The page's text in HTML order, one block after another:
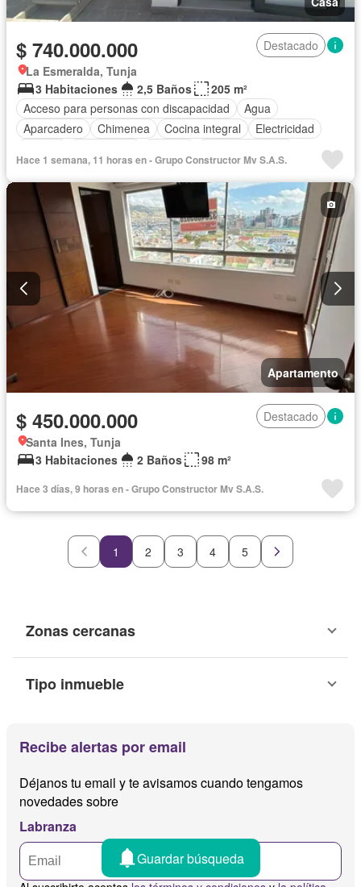
$ 740.000.000
Destacado
La Esmeralda, Tunja
3 Habitaciones
2,5 Baños
205 m²
Acceso para personas con discapacidad
Agua
Aparcadero
Chimenea Cocina integral
Electricidad
Terraza
Hace 1 semana, 11 horas en - Grupo Constructor Mv S.A.S.
Apartamento
$ 450.000.000
Destacado
Santa Ines, Tunja
3 Habitaciones
2 Baños 98 m²
Hace 3 días, 9 horas en - Grupo Constructor Mv S.A.S.
1 2 3 4 5
Zonas cercanas
Tipo inmueble
Recibe alertas por email
Déjanos tu email y te avisamos cuando tengamos
novedades sobre
Labranza
Guardar búsqueda